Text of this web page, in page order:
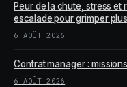
Peur de la chute, stress
escalade pour grimper
6 AOÛT 2026
Contrat manager :
6 AOÛT 2026